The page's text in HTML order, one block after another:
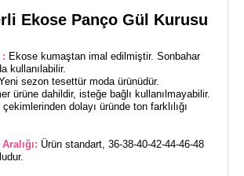
Ekose Panço Gül Kurusu
: Ekose kumaştan imal edilmiştir. Sonbahar
kullanılabilir.
sezon tesettür moda ürünüdür.
ürüne dahildir, isteğe bağlı kullanılmayabilir.
dolayı üründe ton farklılığı
Ürün standart, 36-38-40-42-44-46-48